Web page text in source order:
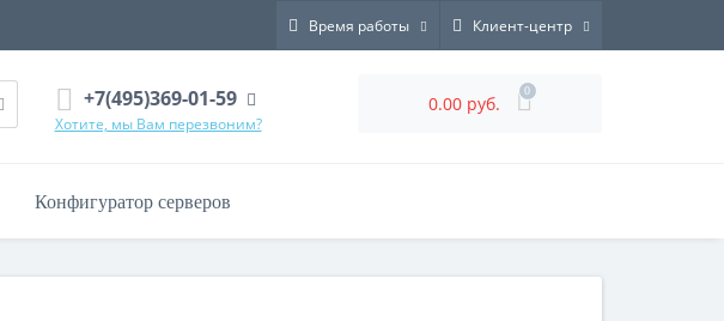
Время работы Клиент-центр
+7(495)369-01-59
Хотите, мы Вам перезвоним?
0.00 руб.
0
Конфигуратор серверов